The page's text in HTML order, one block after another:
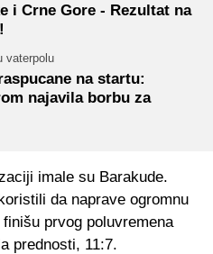
i Crne Gore - Rezultat na
vaterpolu
na startu:
najavila borbu za
imale su Barakude.
da naprave ogromnu
prvog poluvremena
prednosti, 11:7.